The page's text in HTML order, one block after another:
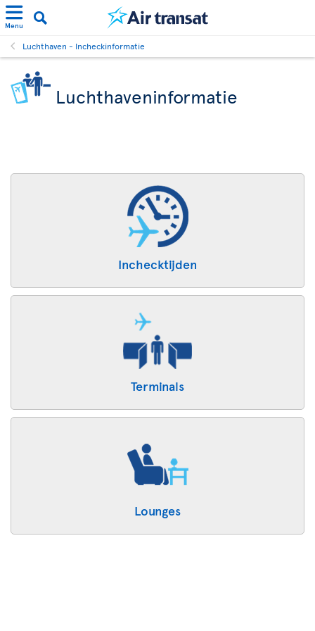
Menu
Luchthaven - Incheckinformatie
Luchthaveninformatie
Inchecktijden
Terminals
Lounges